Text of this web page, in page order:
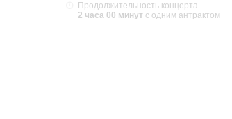
Продолжительность концерта
2 часа 00 минут с одним антрактом